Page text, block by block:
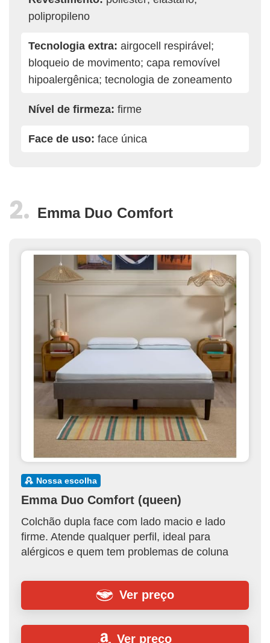
polipropileno
Tecnologia extra: airgocell respirável;
bloqueio de movimento; capa removível
hipoalergênica; tecnologia de zoneamento
Nível de firmeza: firme
Face de uso: face única
Emma Duo Comfort
nossa escolha
Emma Duo Comfort (queen)
Colchão dupla face com lado macio e lado
firme. Atende qualquer perfil, ideal para
alérgicos e quem tem problemas de coluna
Ver preço
Ver preço